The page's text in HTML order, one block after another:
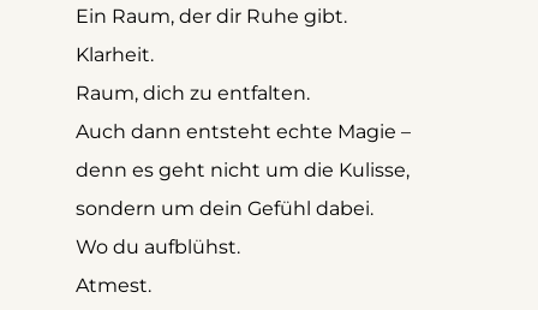
Ein Raum, der dir Ruhe gibt.
Klarheit.
Raum, dich zu entfalten.
Auch dann entsteht echte Magie –
denn es geht nicht um die Kulisse,
sondern um dein Gefühl dabei.
Wo du aufblühst.
Atmest.